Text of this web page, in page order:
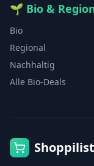
🌱 Bio &
Bio
Regional
Nachhaltig
Alle Bio-Deals